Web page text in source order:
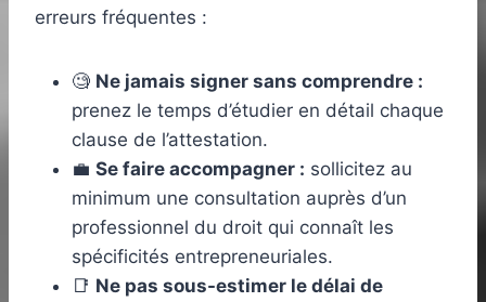
erreurs fréquentes :
🧐 Ne jamais signer sans comprendre :
prenez le temps d’étudier en détail chaque
clause de l’attestation.
💼 Se faire accompagner : sollicitez au
minimum une consultation auprès d’un
professionnel du droit qui connaît les
spécificités entrepreneuriales.
📑 Ne pas sous-estimer le délai de